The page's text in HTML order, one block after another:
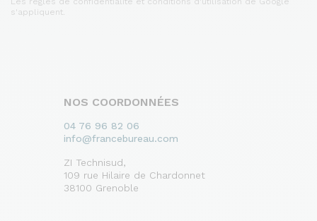
s'appliquent.
NOS COORDONNÉES
04 76 96 82 06
info@francebureau.com
ZI Technisud,
109 rue Hilaire de Chardonnet
38100 Grenoble